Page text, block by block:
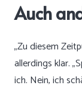
Auch
„Zu diesem
allerdings klar.
ich. Nein, ich